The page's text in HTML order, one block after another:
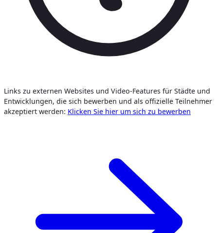
Links zu externen Websites und Video-Features für Städte und
Entwicklungen, die sich bewerben und als offizielle Teilnehmer
akzeptiert werden: Klicken Sie hier um sich zu bewerben